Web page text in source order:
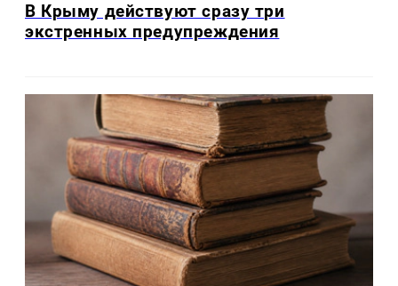
В Крыму действуют сразу три
экстренных предупреждения